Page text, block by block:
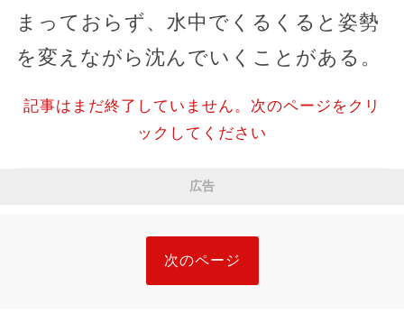
まっておらず、水中でくるくると姿勢
を変えながら沈んでいくことがある。
記事はまだ終了していません。次のページをクリ
ックしてください
広告
次のページ